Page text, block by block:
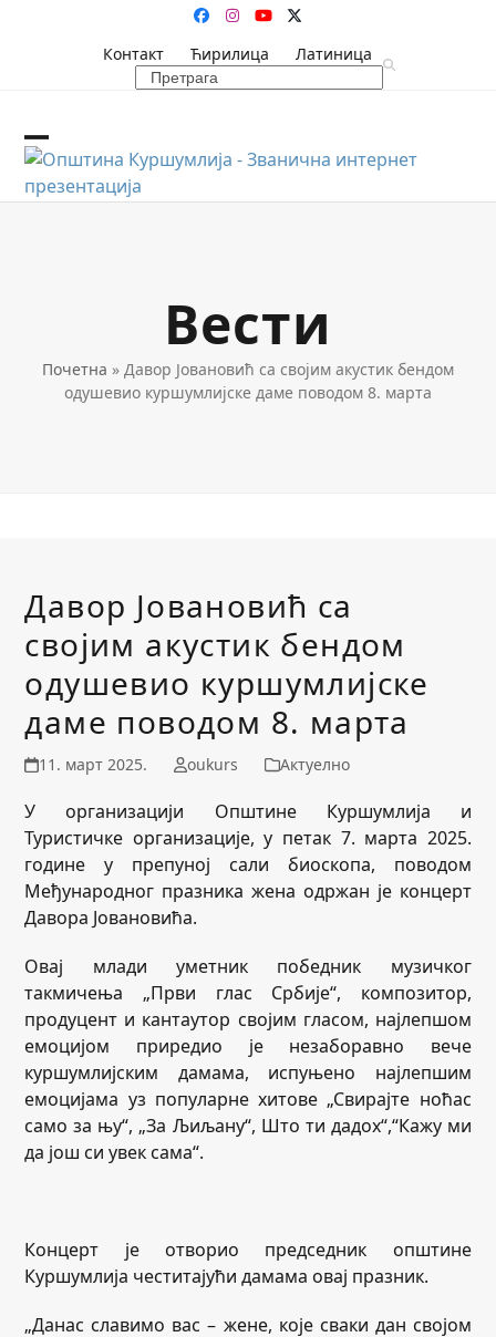
Facebook
Instagram
YouTubeTwitter
Контакт
Ћирилица
Латиница
Search
Open
mobile
Close
mobile
Вести
Почетна » Давор Јовановић са својим акустик бендом
одушевио куршумлијске даме поводом 8. марта
Давор Јовановић са
својим акустик бендом
одушевио куршумлијске
даме поводом 8. марта
11. март 2025. oukurs Актуелно
У организацији Општине Куршумлија и
Туристичке организације, у петак 7. марта 2025.
године у препуној сали биоскопа, поводом
Међународног празника жена одржан је концерт
Давора Јовановића.
Овај млади уметник победник музичког
такмичења „Први глас Србије“, композитор,
продуцент и кантаутор својим гласом, најлепшом
емоцијом приредио је незаборавно вече
куршумлијским дамама, испуњено најлепшим
емоцијама уз популарне хитове „Свирајте ноћас
само за њу“, „За Љиљану“, Што ти дадох“,“Кажу ми
да још си увек сама“.
Концерт је отворио председник општине
Куршумлија честитајући дамама овај празник.
„Данас славимо вас – жене, које сваки дан својом